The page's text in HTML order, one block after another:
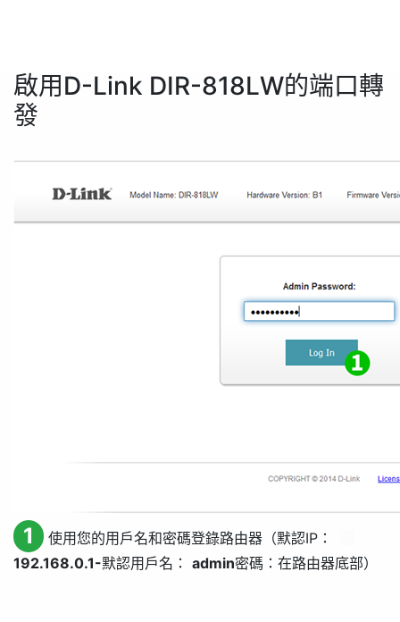
啟用D-Link DIR-818LW的端口轉
發
1
使用您的用戶名和密碼登錄路由器（默認IP：
192.168.0.1-默認用戶名： admin密碼：在路由器底部）